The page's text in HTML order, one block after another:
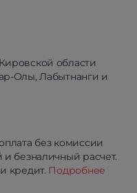
области
Олы, Лабытнанги и
без комиссии
безналичный расчет.
кредит. Подробнее